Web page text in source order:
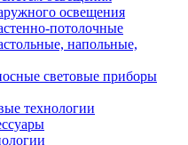
освещения
потолочные
напольные,
световые приборы
технологии